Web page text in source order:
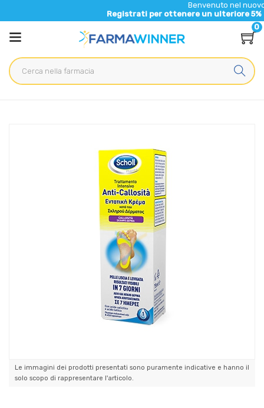
Benvenuto nel nuovo sito di
Registrati per ottenere un ulteriore 5% di
0
Le immagini dei prodotti presentati sono puramente indicative e hanno il
solo scopo di rappresentare l'articolo.